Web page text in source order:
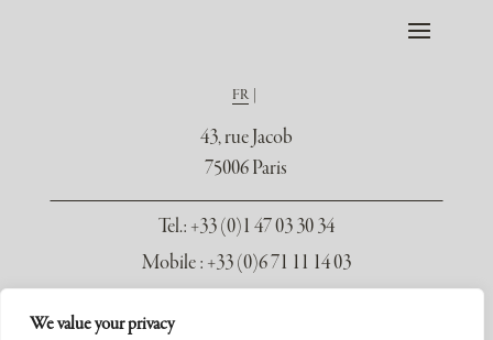
We value your privacy
FR
43, rue Jacob
75006 Paris
Tel.: +33 (0)1 47 03 30 34
Mobile : +33 (0)6 71 11 14 03